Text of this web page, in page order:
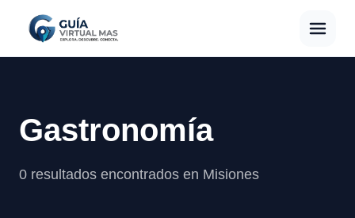
Gastronomía
0 resultados encontrados en Misiones